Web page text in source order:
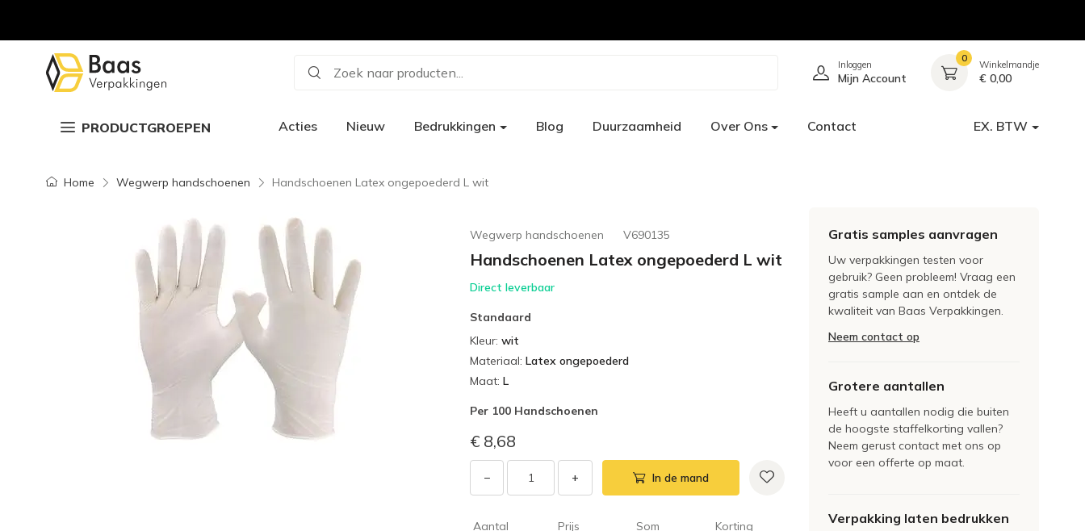
Zoek naar producten... Inloggen
Mijn Account
0
Winkelmandje
€ 0,00
PRODUCTGROEPEN Acties Nieuw Bedrukkingen Blog Duurzaamheid Over Ons Contact EX. BTW
Home Wegwerp handschoenen Handschoenen Latex ongepoederd L wit
Wegwerp handschoenen V690135
Handschoenen Latex ongepoederd L wit
Direct leverbaar
Standaard
Kleur: wit
Materiaal: Latex ongepoederd
Maat: L
Per 100 Handschoenen
€ 8,68
− + In de mand
Aantal Prijs Som Korting
Gratis samples aanvragen
Uw verpakkingen testen voor
gebruik? Geen probleem! Vraag een
gratis sample aan en ontdek de
kwaliteit van Baas Verpakkingen.
Neem contact op
Grotere aantallen
Heeft u aantallen nodig die buiten
de hoogste staffelkorting vallen?
Neem gerust contact met ons op
voor een offerte op maat.
Verpakking laten bedrukken